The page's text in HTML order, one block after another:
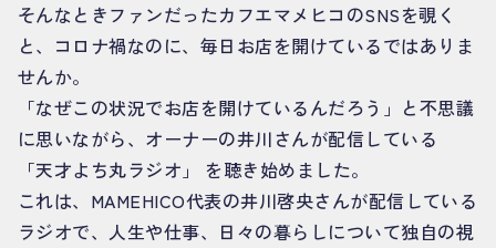
そんなときファンだったカフエマメヒコのSNSを覗く
と、コロナ禍なのに、毎日お店を開けているではありま
せんか。
「なぜこの状況でお店を開けているんだろう」と不思議
に思いながら、オーナーの井川さんが配信している
「天才よち丸ラジオ」 を聴き始めました。
これは、MAMEHICO代表の井川啓央さんが配信している
ラジオで、人生や仕事、日々の暮らしについて独自の視